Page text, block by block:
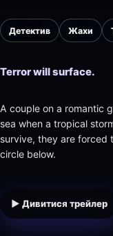
Детектив Жахи
Terror will surface.
A couple on a romantic
sea when a tropical
survive, they are forced
circle below.
▶ Дивитися трейлер